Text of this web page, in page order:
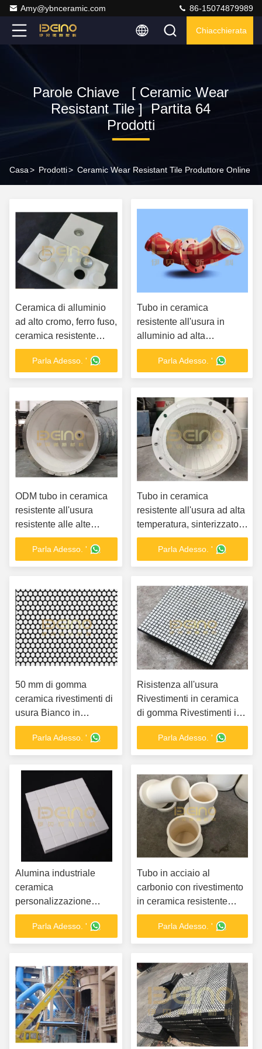
Amy@ybnceramic.com 86-15074879989
Chiacchierata
Parole Chiave [ Ceramic Wear
Resistant Tile ] Partita 64
Prodotti
Casa> Prodotti> Ceramic Wear Resistant Tile Produttore Online
Ceramica di alluminio
ad alto cromo, ferro fuso,
ceramica resistente
all'usura
Parla Adesso. '
Tubo in ceramica
resistente all'usura in
alluminio ad alta
resistenza per superfici
vetrate industriali
Parla Adesso. '
ODM tubo in ceramica
resistente all'usura
resistente alle alte
temperature piastrelle in
ceramica di alluminio
Parla Adesso. '
Tubo in ceramica
resistente all'usura ad alta
temperatura, sinterizzato
su misura
Parla Adesso. '
50 mm di gomma
ceramica rivestimenti di
usura Bianco in
costruzione conveniente
Parla Adesso. '
Risistenza all'usura
Rivestimenti in ceramica
di gomma Rivestimenti in
ceramica di piastrelle
Rivestimenti in usura
Parla Adesso. '
Alumina industriale
ceramica
personalizzazione
dimensione piastrelle
ceramiche usura
Parla Adesso. '
Tubo in acciaio al
carbonio con rivestimento
in ceramica resistente
all'usura
Parla Adesso. '